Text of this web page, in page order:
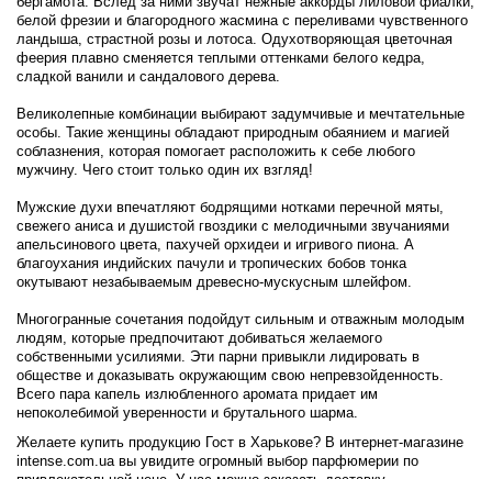
белой фрезии и благородного жасмина с переливами чувственного
ландыша, страстной розы и лотоса. Одухотворяющая цветочная
феерия плавно сменяется теплыми оттенками белого кедра,
сладкой ванили и сандалового дерева.
Великолепные комбинации выбирают задумчивые и мечтательные
особы. Такие женщины обладают природным обаянием и магией
соблазнения, которая помогает расположить к себе любого
мужчину. Чего стоит только один их взгляд!
Мужские духи впечатляют бодрящими нотками перечной мяты,
свежего аниса и душистой гвоздики с мелодичными звучаниями
апельсинового цвета, пахучей орхидеи и игривого пиона. А
благоухания индийских пачули и тропических бобов тонка
окутывают незабываемым древесно-мускусным шлейфом.
Многогранные сочетания подойдут сильным и отважным молодым
людям, которые предпочитают добиваться желаемого
собственными усилиями. Эти парни привыкли лидировать в
обществе и доказывать окружающим свою непревзойденность.
Всего пара капель излюбленного аромата придает им
непоколебимой уверенности и брутального шарма.
Желаете купить продукцию Гост в Харькове? В интернет-магазине
intense.com.ua вы увидите огромный выбор парфюмерии по